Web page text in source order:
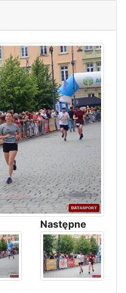
Następne